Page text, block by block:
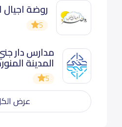
روضة اجيال
5
مدارس دار
المدينة
5
عرض